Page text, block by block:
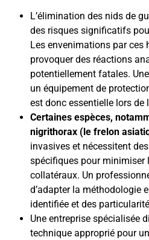
L’élimination des nids de
des risques significatifs
Les envenimations par ces
provoquer des réactions
potentiellement fatales.
un équipement de
est donc essentielle lors de
Certaines espèces,
nigrithorax (le frelon
invasives et nécessitent
spécifiques pour minimiser
collatéraux. Un
d’adapter la méthodologie
identifiée et des
Une entreprise spécialisée
technique approprié pour